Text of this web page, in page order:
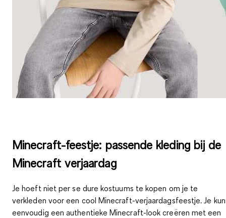
Minecraft-feestje: passende kleding bij de
Minecraft verjaardag
Je hoeft niet per se dure kostuums te kopen om je te
verkleden voor een cool Minecraft-verjaardagsfeestje. Je
eenvoudig een authentieke Minecraft-look creëren met een